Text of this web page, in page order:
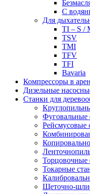
С
Для
TI – S /
TSV
TMI
TFV
TFI
Bavaria
Компрессоры в
Дизельные
Станки для
Фуговальные
Рейсмусовые
Торцовочные
Токарные
Щеточно-